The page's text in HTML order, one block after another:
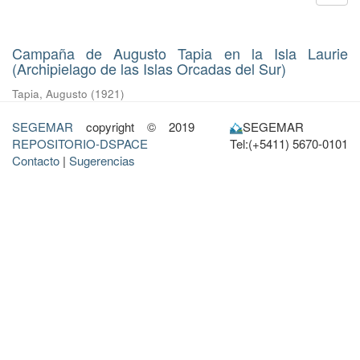
Campaña de Augusto Tapia en la Isla Laurie
(Archipielago de las Islas Orcadas del Sur)
Tapia, Augusto (1921)
SEGEMAR copyright © 2019
REPOSITORIO-DSPACE
Contacto | Sugerencias
SEGEMAR
Tel:(+5411) 5670-0101